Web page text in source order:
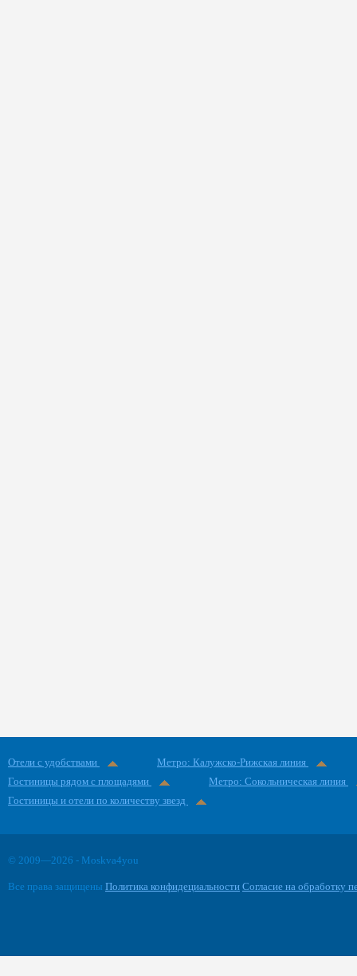
Отели с удобствами
Метро: Калужско-Рижская линия
Гостиницы рядом с площадями
Метро: Сокольническая линия
Гостиницы и отели по количеству звезд
© 2009—2026 - Moskva4you
Все права защищены Политика конфидециальности Согласие на обработку